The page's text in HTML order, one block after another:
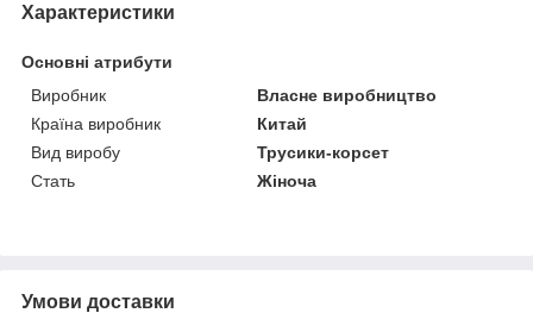
Характеристики
Основні атрибути
Виробник
Власне виробництво
Країна виробник
Китай
Вид виробу
Трусики-корсет
Стать
Жіноча
Умови доставки